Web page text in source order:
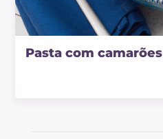
Pasta com camarões